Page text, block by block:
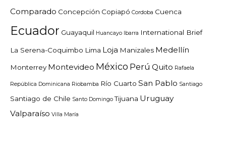
Comparado Concepción Copiapó Cordoba Cuenca
Ecuador Guayaquil Huancayo Ibarra International Brief
La Serena-Coquimbo Lima Loja Manizales Medellín
Monterrey Montevideo México Perú Quito Rafaela
República Dominicana Riobamba Río Cuarto San Pablo Santiago
Santiago de Chile Santo Domingo Tijuana Uruguay
Valparaíso Villa María